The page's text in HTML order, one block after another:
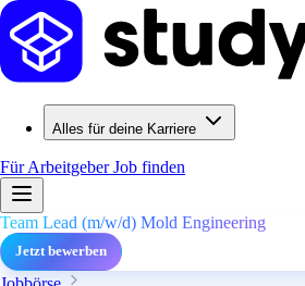
Alles für deine Karriere
Für ArbeitgeberJob finden
Team Lead (m/w/d) Mold Engineering
Jetzt bewerben